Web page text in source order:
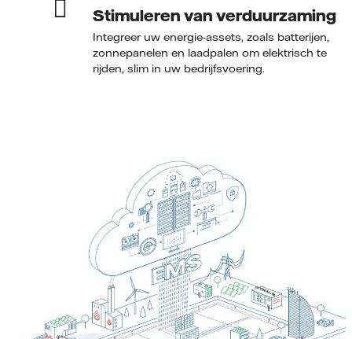
Stimuleren van verduurzaming
Integreer uw energie-assets, zoals batterijen,
zonnepanelen en laadpalen om elektrisch te
rijden, slim in uw bedrijfsvoering.